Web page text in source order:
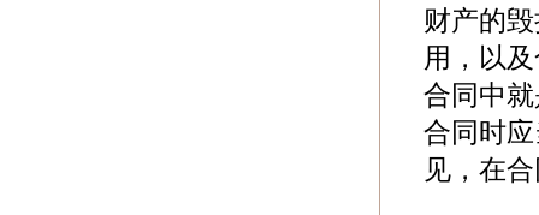
财产的
用，以
合同中
合同时
见，在